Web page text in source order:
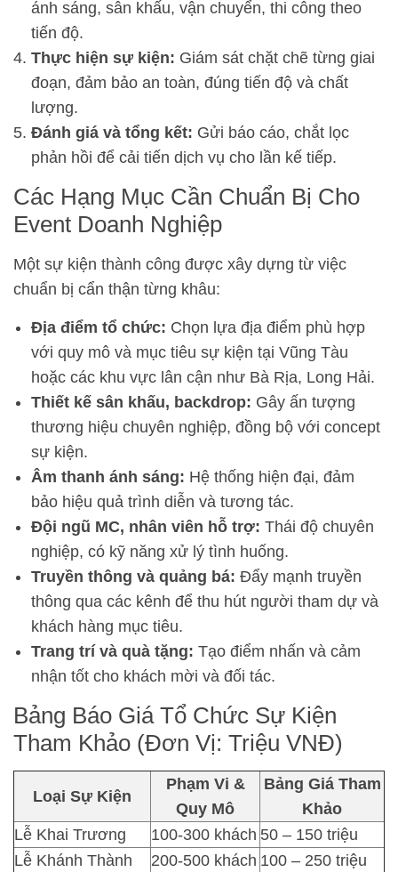
ánh sáng, sân khấu, vận chuyển, thi công theo
tiến độ.
Thực hiện sự kiện: Giám sát chặt chẽ từng giai
đoạn, đảm bảo an toàn, đúng tiến độ và chất
lượng.
Đánh giá và tổng kết: Gửi báo cáo, chắt lọc
phản hồi để cải tiến dịch vụ cho lần kế tiếp.
Các Hạng Mục Cần Chuẩn Bị Cho
Event Doanh Nghiệp
Một sự kiện thành công được xây dựng từ việc
chuẩn bị cẩn thận từng khâu:
Địa điểm tổ chức: Chọn lựa địa điểm phù hợp
với quy mô và mục tiêu sự kiện tại Vũng Tàu
hoặc các khu vực lân cận như Bà Rịa, Long Hải.
Thiết kế sân khấu, backdrop: Gây ấn tượng
thương hiệu chuyên nghiệp, đồng bộ với concept
sự kiện.
Âm thanh ánh sáng: Hệ thống hiện đại, đảm
bảo hiệu quả trình diễn và tương tác.
Đội ngũ MC, nhân viên hỗ trợ: Thái độ chuyên
nghiệp, có kỹ năng xử lý tình huống.
Truyền thông và quảng bá: Đẩy mạnh truyền
thông qua các kênh để thu hút người tham dự và
khách hàng mục tiêu.
Trang trí và quà tặng: Tạo điểm nhấn và cảm
nhận tốt cho khách mời và đối tác.
Bảng Báo Giá Tổ Chức Sự Kiện
Tham Khảo (Đơn Vị: Triệu VNĐ)
Loại Sự Kiện
Phạm Vi &
Quy Mô
Bảng Giá Tham
Khảo
Lễ Khai Trương
100-300 khách 50 – 150 triệu
Lễ Khánh Thành
200-500 khách 100 – 250 triệu